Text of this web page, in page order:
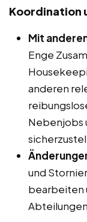
Koordination
Mit
Enge
anderen
Nebenjobs
und
bearbeiten